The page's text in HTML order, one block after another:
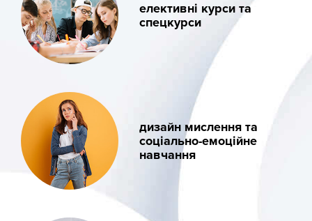
елективні курси та
спецкурси
дизайн мислення та
соціально-емоційне
навчання